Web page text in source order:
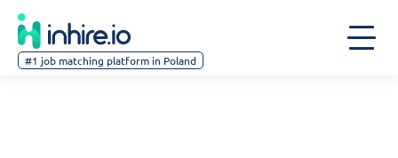
#1 job matching platform in Poland